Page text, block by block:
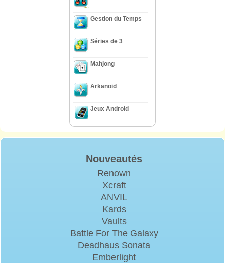
Gestion du Temps
Séries de 3
Mahjong
Arkanoid
Jeux Android
Nouveautés
Renown
Xcraft
ANVIL
Kards
Vaults
Battle For The Galaxy
Deadhaus Sonata
Emberlight